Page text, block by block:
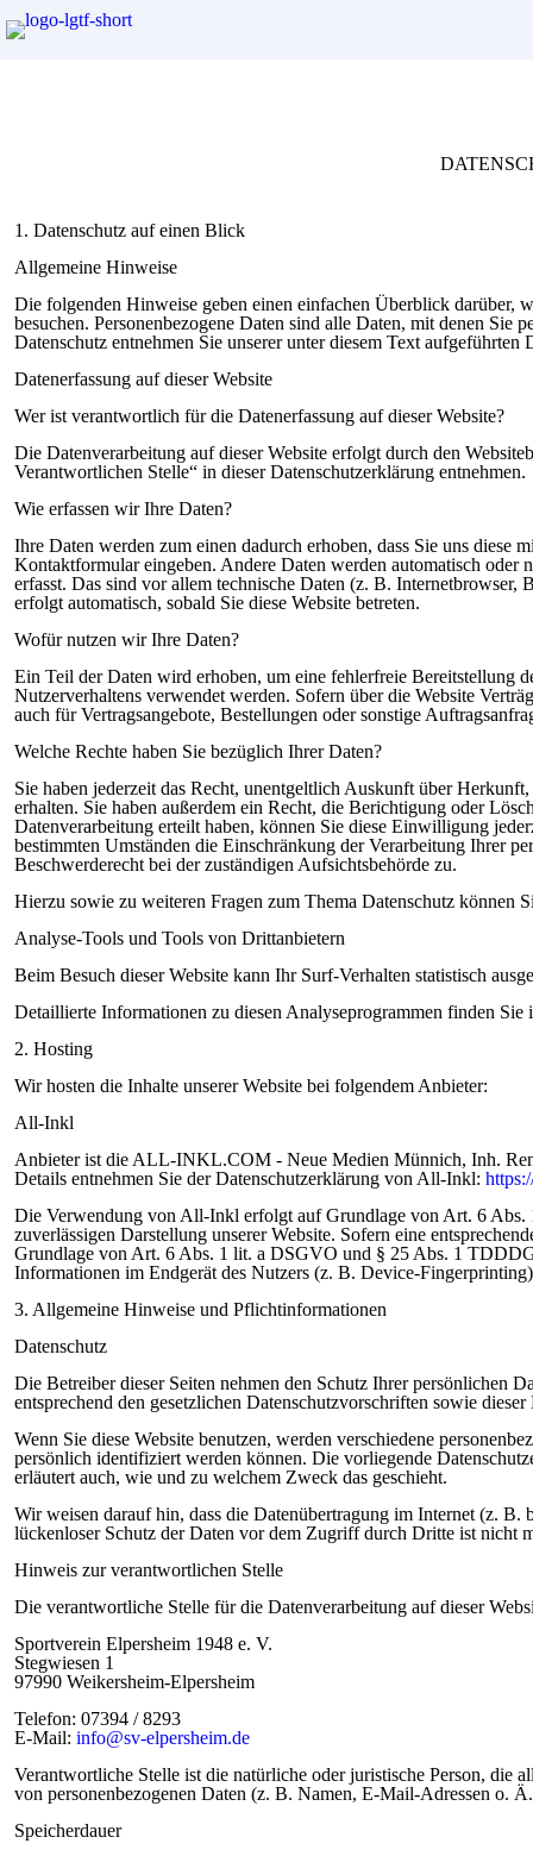
1. Datenschutz auf einen Blick
Allgemeine Hinweise
Die folgenden Hinweise geben einen einfachen Überblick darüber,
besuchen. Personenbezogene Daten sind alle Daten, mit denen
Datenschutz entnehmen Sie unserer unter diesem Text aufgeführten
Datenerfassung auf dieser Website
Wer ist verantwortlich für die Datenerfassung auf dieser Website?
Die Datenverarbeitung auf dieser Website erfolgt durch den
Verantwortlichen Stelle“ in dieser Datenschutzerklärung entnehmen.
Wie erfassen wir Ihre Daten?
Ihre Daten werden zum einen dadurch erhoben, dass Sie uns
Kontaktformular eingeben. Andere Daten werden automatisch
erfasst. Das sind vor allem technische Daten (z. B. Internetbrowser,
erfolgt automatisch, sobald Sie diese Website betreten.
Wofür nutzen wir Ihre Daten?
Ein Teil der Daten wird erhoben, um eine fehlerfreie Bereitstellung
Nutzerverhaltens verwendet werden. Sofern über die Website
auch für Vertragsangebote, Bestellungen oder sonstige
Welche Rechte haben Sie bezüglich Ihrer Daten?
Sie haben jederzeit das Recht, unentgeltlich Auskunft über
erhalten. Sie haben außerdem ein Recht, die Berichtigung oder
Datenverarbeitung erteilt haben, können Sie diese Einwilligung
bestimmten Umständen die Einschränkung der Verarbeitung Ihrer
Beschwerderecht bei der zuständigen Aufsichtsbehörde zu.
Hierzu sowie zu weiteren Fragen zum Thema Datenschutz können
Analyse-Tools und Tools von Drittanbietern
Beim Besuch dieser Website kann Ihr Surf-Verhalten statistisch
Detaillierte Informationen zu diesen Analyseprogrammen finden
2. Hosting
Wir hosten die Inhalte unserer Website bei folgendem Anbieter:
All-Inkl
Anbieter ist die ALL-INKL.COM - Neue Medien Münnich, Inh.
Details entnehmen Sie der Datenschutzerklärung von All-Inkl:
Die Verwendung von All-Inkl erfolgt auf Grundlage von Art. 6 Abs.
zuverlässigen Darstellung unserer Website. Sofern eine
Grundlage von Art. 6 Abs. 1 lit. a DSGVO und § 25 Abs. 1
Informationen im Endgerät des Nutzers (z. B. Device-
3. Allgemeine Hinweise und Pflichtinformationen
Datenschutz
Die Betreiber dieser Seiten nehmen den Schutz Ihrer persönlichen
entsprechend den gesetzlichen Datenschutzvorschriften sowie
Wenn Sie diese Website benutzen, werden verschiedene
persönlich identifiziert werden können. Die vorliegende
erläutert auch, wie und zu welchem Zweck das geschieht.
Wir weisen darauf hin, dass die Datenübertragung im Internet (z.
lückenloser Schutz der Daten vor dem Zugriff durch Dritte ist nicht
Hinweis zur verantwortlichen Stelle
Die verantwortliche Stelle für die Datenverarbeitung auf dieser
Sportverein Elpersheim 1948 e. V.
Stegwiesen 1
97990 Weikersheim-Elpersheim
Telefon: 07394 / 8293
E-Mail: info@sv-elpersheim.de
Verantwortliche Stelle ist die natürliche oder juristische Person, die
von personenbezogenen Daten (z. B. Namen, E-Mail-Adressen o.
Speicherdauer